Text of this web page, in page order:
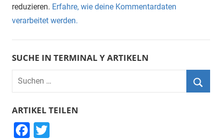
reduzieren. Erfahre, wie deine Kommentardaten
verarbeitet werden.
SUCHE IN TERMINAL Y ARTIKELN
Suchen
nach:
ARTIKEL TEILEN
F